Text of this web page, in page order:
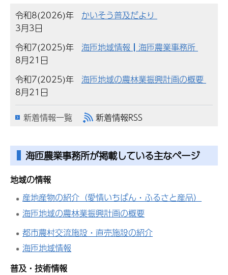
令和8(2026)年
3月3日
かいそう普及だより
令和7(2025)年
8月21日
海匝地域情報┃海匝農業事務所
令和7(2025)年
8月21日
海匝地域の農林業振興計画の概要
新着情報一覧 新着情報RSS
海匝農業事務所が掲載している主なページ
地域の情報
産地産物の紹介（愛情いちばん・ふるさと産品）
海匝地域の農林業振興計画の概要
都市農村交流施設・直売施設の紹介
海匝地域情報
普及・技術情報